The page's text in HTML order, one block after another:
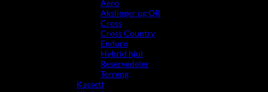
Aero
Akslinger og QR
Cross
Cross Country
Enduro
Hybrid hjul
Reservedeler
Terreng
Kassett